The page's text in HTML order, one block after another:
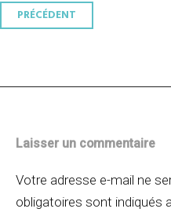
Navigation
PRÉCÉDENT
Laisser un commentaire
Votre adresse e-mail ne
obligatoires sont indiqués